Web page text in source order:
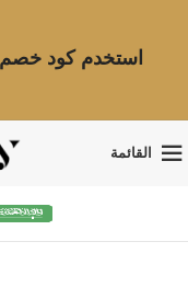
استخدم كود خصم
القائمة